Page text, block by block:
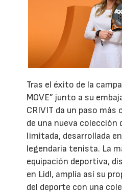
Tras el éxito de la
MOVE” junto a su
CRIVIT da un paso
de una nueva colección
limitada, desarrollada
legendaria tenista. La
equipación deportiva,
en Lidl, amplía así su
del deporte con una